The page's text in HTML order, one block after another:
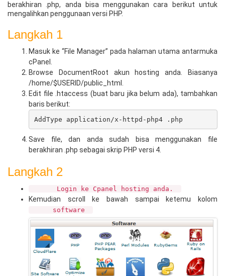
berakhiran .php, anda bisa menggunakan cara berikut untuk
mengalihkan penggunaan versi PHP.
Langkah 1
Masuk ke “File Manager” pada halaman utama antarmuka
cPanel.
Browse DocumentRoot akun hosting anda. Biasanya
/home/$USERID/public_html.
Edit file .htaccess (buat baru jika belum ada), tambahkan
baris berikut:
AddType application/x-httpd-php4 .php
Save file, dan anda sudah bisa menggunakan file
berakhiran .php sebagai skrip PHP versi 4.
Langkah 2
Login ke Cpanel hosting anda.
Kemudian scroll ke bawah sampai ketemu kolom
software